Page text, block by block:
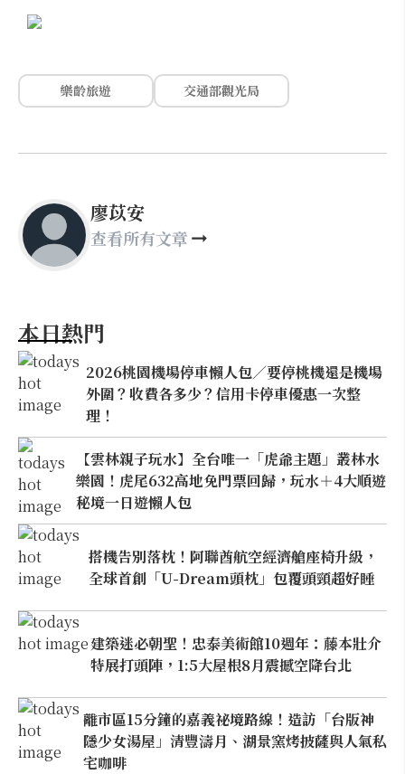
樂齡旅遊 交通部觀光局
廖苡安
查看所有文章
本日熱門
2026桃園機場停車懶人包／要停桃機還是機場
外圍？收費各多少？信用卡停車優惠一次整
理！
【雲林親子玩水】全台唯一「虎爺主題」叢林水
樂園！虎尾632高地免門票回歸，玩水＋4大順遊
秘境一日遊懶人包
搭機告別落枕！阿聯酋航空經濟艙座椅升級，
全球首創「U-Dream頭枕」包覆頭頸超好睡
建築迷必朝聖！忠泰美術館10週年：藤本壯介
特展打頭陣，1:5大屋根8月震撼空降台北
離市區15分鐘的嘉義祕境路線！造訪「台版神
隱少女湯屋」清豐濤月、湖景窯烤披薩與人氣私
宅咖啡